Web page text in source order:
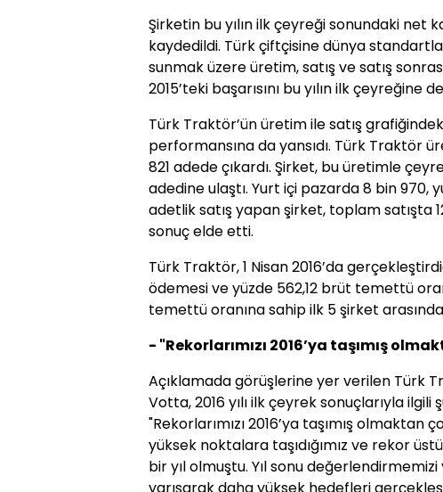
Şirketin bu yılın ilk çeyreği sonundaki net
kaydedildi. Türk çiftçisine dünya
sunmak üzere üretim, satış ve satış
2015’teki başarısını bu yılın ilk çeyreğine
Türk Traktör’ün üretim ile satış
performansına da yansıdı. Türk Traktör
821 adede çıkardı. Şirket, bu üretimle
adedine ulaştı. Yurt içi pazarda 8 bin 970,
adetlik satış yapan şirket, toplam satışta
sonuç elde etti.
Türk Traktör, 1 Nisan 2016’da
ödemesi ve yüzde 562,12 brüt temettü
temettü oranına sahip ilk 5 şirket
- "Rekorlarımızı 2016’ya taşımış
Açıklamada görüşlerine yer verilen Türk
Votta, 2016 yılı ilk çeyrek sonuçlarıyla ilgili
"Rekorlarımızı 2016’ya taşımış olmaktan
yüksek noktalara taşıdığımız ve rekor
bir yıl olmuştu. Yıl sonu